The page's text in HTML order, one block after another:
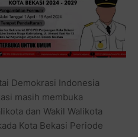
Demokrasi Indonesia
masih membuka
dan Wakil Walikota
Kota Bekasi Periode